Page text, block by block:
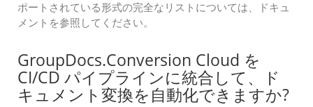
ポートされている形式の完全なリストについては、ドキュ
メントを参照してください。
GroupDocs.Conversion Cloud を
CI/CD パイプラインに統合して、ド
キュメント変換を自動化できますか?